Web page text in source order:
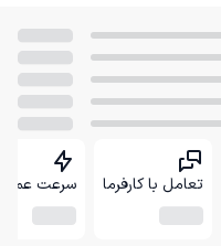
تعامل با کارفرما سرعت عمل